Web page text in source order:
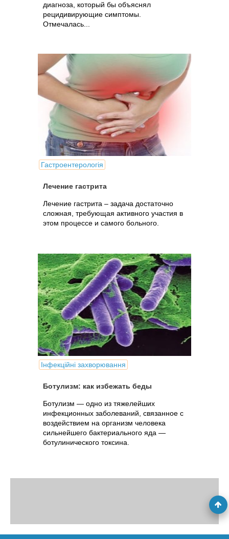
диагноза, который бы объяснял
рецидивирующие симптомы.
Отмечалась...
Гастроентерологія
Лечение гастрита
Лечение гастрита – задача достаточно
сложная, требующая активного участия в
этом процессе и самого больного.
Інфекційні захворювання
Ботулизм: как избежать беды
Ботулизм — одно из тяжелейших
инфекционных заболеваний, связанное с
воздействием на организм человека
сильнейшего бактериального яда —
ботулинического токсина.